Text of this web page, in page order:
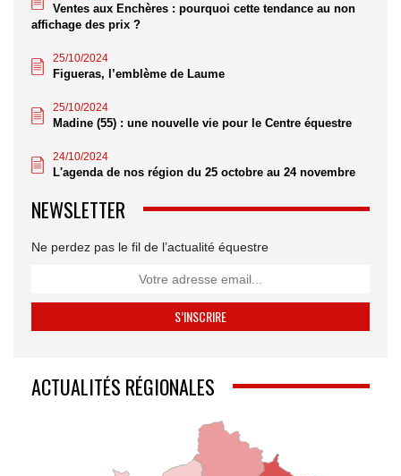
Ventes aux Enchères : pourquoi cette tendance au non
affichage des prix ?
25/10/2024
Figueras, l’emblème de Laume
25/10/2024
Madine (55) : une nouvelle vie pour le Centre équestre
24/10/2024
L'agenda de nos région du 25 octobre au 24 novembre
NEWSLETTER
Ne perdez pas le fil de l’actualité équestre
ACTUALITÉS RÉGIONALES